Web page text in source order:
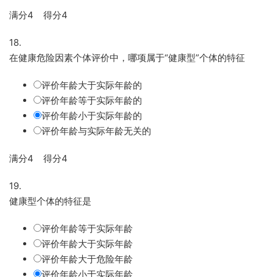
满分4 得分4
18.
在健康危险因素个体评价中，哪项属于“健康型”个体的特征
评价年龄大于实际年龄的
评价年龄等于实际年龄的
评价年龄小于实际年龄的
评价年龄与实际年龄无关的
满分4 得分4
19.
健康型个体的特征是
评价年龄等于实际年龄
评价年龄大于实际年龄
评价年龄大于危险年龄
评价年龄小于实际年龄